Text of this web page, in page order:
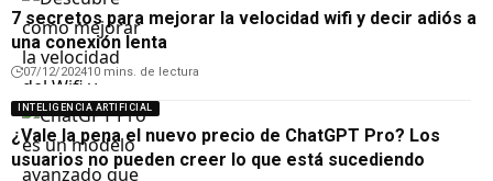
7 secretos para mejorar la velocidad wifi y decir adiós a
una conexión lenta
07/12/202410 mins. de lectura
INTELIGENCIA ARTIFICIAL
¿Vale la pena el nuevo precio de ChatGPT Pro? Los
usuarios no pueden creer lo que está sucediendo